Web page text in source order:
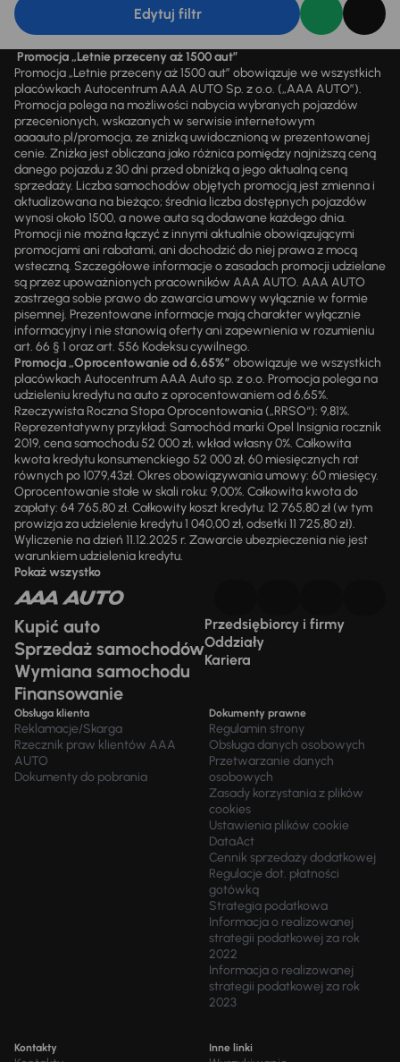
Edytuj filtr
Promocja „Letnie przeceny aż 1500 aut”
Promocja „Letnie przeceny aż 1500 aut” obowiązuje we wszystkich
placówkach Autocentrum AAA AUTO Sp. z o.o. („AAA AUTO”).
Promocja polega na możliwości nabycia wybranych pojazdów
przecenionych, wskazanych w serwisie internetowym
aaaauto.pl/promocja, ze zniżką uwidocznioną w prezentowanej
cenie. Zniżka jest obliczana jako różnica pomiędzy najniższą ceną
danego pojazdu z 30 dni przed obniżką a jego aktualną ceną
sprzedaży. Liczba samochodów objętych promocją jest zmienna i
aktualizowana na bieżąco; średnia liczba dostępnych pojazdów
wynosi około 1500, a nowe auta są dodawane każdego dnia.
Promocji nie można łączyć z innymi aktualnie obowiązującymi
promocjami ani rabatami, ani dochodzić do niej prawa z mocą
wsteczną. Szczegółowe informacje o zasadach promocji udzielane
są przez upoważnionych pracowników AAA AUTO. AAA AUTO
zastrzega sobie prawo do zawarcia umowy wyłącznie w formie
pisemnej. Prezentowane informacje mają charakter wyłącznie
informacyjny i nie stanowią oferty ani zapewnienia w rozumieniu
art. 66 § 1 oraz art. 556 Kodeksu cywilnego.
Promocja „Oprocentowanie od 6,65%” obowiązuje we wszystkich
placówkach Autocentrum AAA Auto sp. z o.o. Promocja polega na
udzieleniu kredytu na auto z oprocentowaniem od 6,65%.
Rzeczywista Roczna Stopa Oprocentowania („RRSO“): 9,81%.
Reprezentatywny przykład: Samochód marki Opel Insignia rocznik
2019, cena samochodu 52 000 zł, wkład własny 0%. Całkowita
kwota kredytu konsumenckiego 52 000 zł, 60 miesięcznych rat
równych po 1079,43zł. Okres obowiązywania umowy: 60 miesięcy.
Oprocentowanie stałe w skali roku: 9,00%. Całkowita kwota do
zapłaty: 64 765,80 zł. Całkowity koszt kredytu: 12 765,80 zł (w tym
prowizja za udzielenie kredytu 1 040,00 zł, odsetki 11 725,80 zł).
Wyliczenie na dzień 11.12.2025 r. Zawarcie ubezpieczenia nie jest
warunkiem udzielenia kredytu.
Pokaż wszystko
Kupić auto
Sprzedaż samochodów
Wymiana samochodu
Finansowanie
Przedsiębiorcy i firmy
Oddziały
Kariera
Obsługa klienta
Reklamacje/Skarga
Rzecznik praw klientów AAA
AUTO
Dokumenty do pobrania
Dokumenty prawne
Regulamin strony
Obsługa danych osobowych
Przetwarzanie danych
osobowych
Zasady korzystania z plików
cookies
Ustawienia plików cookie
DataAct
Cennik sprzedaży dodatkowej
Regulacje dot. płatności
gotówką
Strategia podatkowa
Informacja o realizowanej
strategii podatkowej za rok
2022
Informacja o realizowanej
strategii podatkowej za rok
2023
Kontakty Inne linki